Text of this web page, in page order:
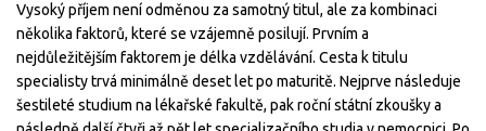
Vysoký příjem není odměnou za samotný titul, ale za kombinaci
několika faktorů, které se vzájemně posilují. Prvním a
nejdůležitějším faktorem je délka vzdělávání. Cesta k titulu
specialisty trvá minimálně deset let po maturitě. Nejprve následuje
šestileté studium na lékařské fakultě, pak roční státní zkoušky a